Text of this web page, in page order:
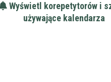
Wyświetl korepetytorów i
używające kalendarza